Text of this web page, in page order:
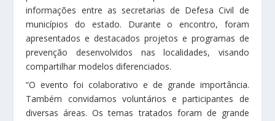
informações entre as secretarias de Defesa Civil de
municípios do estado. Durante o encontro, foram
apresentados e destacados projetos e programas de
prevenção desenvolvidos nas localidades, visando
compartilhar modelos diferenciados.
“O evento foi colaborativo e de grande importância.
Também convidamos voluntários e participantes de
diversas áreas. Os temas tratados foram de grande